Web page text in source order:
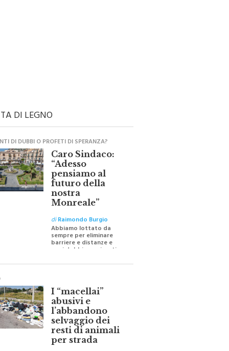
DI LEGNO
DI DUBBI O PROFETI DI SPERANZA?
Caro Sindaco:
“Adesso
pensiamo al
futuro della
nostra
Monreale”
diRaimondo Burgio
Abbiamo lottato da
sempre per eliminare
barriere e distanze e
per ricostruire certezze
I “macellai”
abusivi e
l’abbandono
selvaggio dei
resti di animali
per strada